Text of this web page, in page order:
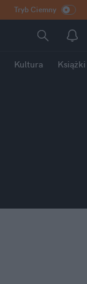
Tryb Ciemny
Kultura Książki